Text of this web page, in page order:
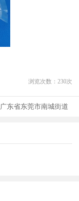
浏览次数： 230次
广东省东莞市南城街道